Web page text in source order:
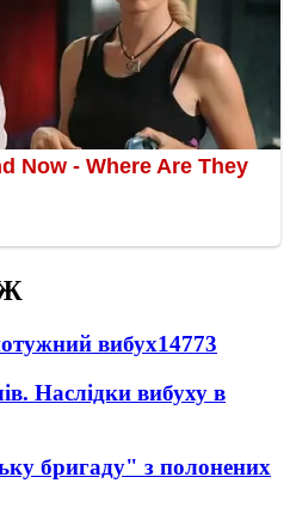
вибух14773
Наслідки вибуху в
бригаду" з полонених